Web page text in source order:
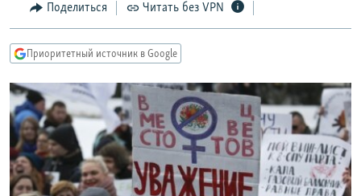
Вернутся
поиску
КУЛЬТУРА
КАВКАЗ.РЕАЛИИ
СЕВЕР.РЕАЛИИ
СИБИРЬ.РЕАЛИИ
РАСПИСАНИЕ ВЕЩАНИЯ
ПОДПИШИТЕСЬ НА РАССЫЛКУ
Поделиться Читать без VPN
Приоритетный источник в Google